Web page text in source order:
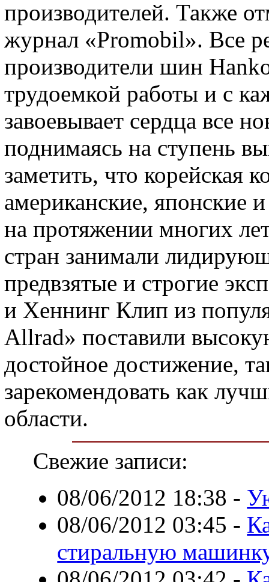
производителей. Также
журнал «Promobil». Все
производители шин
трудоемкой работы и с
завоевывает сердца все
поднимаясь на ступень
заметить, что корейская
американские, японские
на протяжении многих
стран занимали
предвзятые и строгие
и Хеннинг Клип из
Allrad» поставили
достойное достижение,
зарекомендовать как
области.
Свежие записи:
08/06/2012 18:38 -
08/06/2012 03:45 -
стиральную